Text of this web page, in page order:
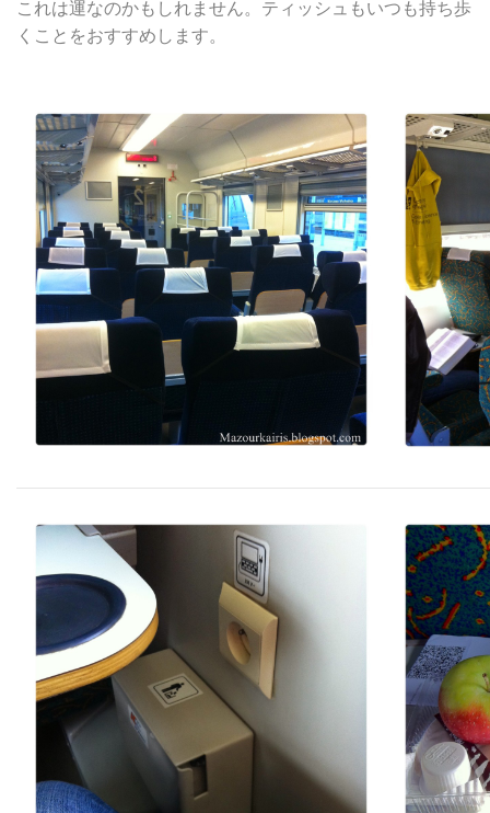
これは運なのかもしれません。ティッシュもいつも持ち歩
くことをおすすめします。